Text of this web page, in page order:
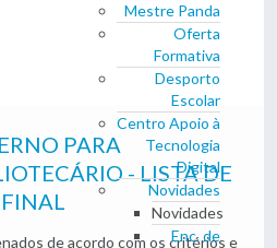
Mestre Panda
Oferta
Formativa
Desporto
Escolar
Centro Apoio à
Tecnologia
Digital
Novidades
Novidades
Enc. de
PARA
- LISTA DE
de acordo com os critérios e